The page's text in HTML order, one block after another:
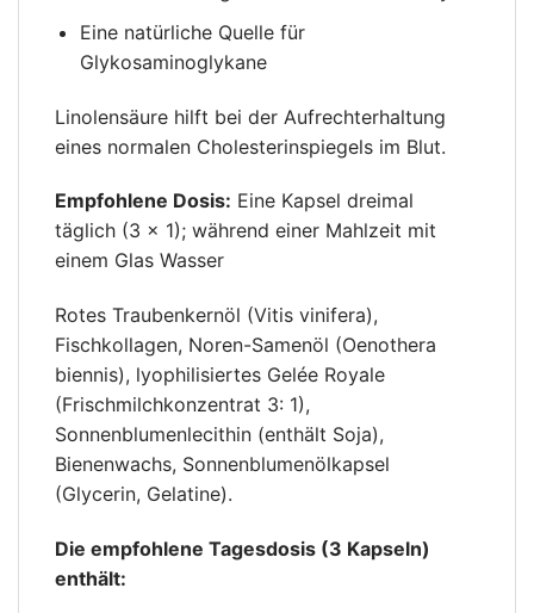
Eine natürliche Quelle für
Glykosaminoglykane
Linolensäure hilft bei der Aufrechterhaltung
eines normalen Cholesterinspiegels im Blut.
Empfohlene Dosis: Eine Kapsel dreimal
täglich (3 × 1); während einer Mahlzeit mit
einem Glas Wasser
Rotes Traubenkernöl (Vitis vinifera),
Fischkollagen, Noren-Samenöl (Oenothera
biennis), lyophilisiertes Gelée Royale
(Frischmilchkonzentrat 3: 1),
Sonnenblumenlecithin (enthält Soja),
Bienenwachs, Sonnenblumenölkapsel
(Glycerin, Gelatine).
Die empfohlene Tagesdosis (3 Kapseln)
enthält: